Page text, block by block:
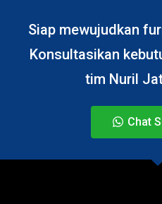
Siap mewujudkan
Konsultasikan
tim Nuril
Chat